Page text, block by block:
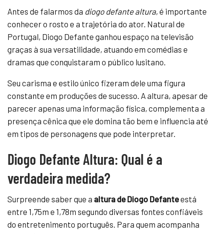
Antes de falarmos da diogo defante altura, é importante
conhecer o rosto e a trajetória do ator. Natural de
Portugal, Diogo Defante ganhou espaço na televisão
graças à sua versatilidade, atuando em comédias e
dramas que conquistaram o público lusitano.
Seu carisma e estilo único fizeram dele uma figura
constante em produções de sucesso. A altura, apesar de
parecer apenas uma informação física, complementa a
presença cênica que ele domina tão bem e influencia até
em tipos de personagens que pode interpretar.
Diogo Defante Altura: Qual é a
verdadeira medida?
Surpreende saber que a altura de Diogo Defanteestá
entre 1,75m e 1,78m segundo diversas fontes confiáveis
do entretenimento português. Para quem acompanha